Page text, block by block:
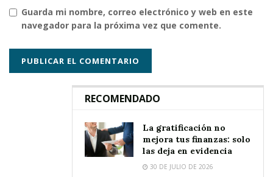
Guarda mi nombre, correo electrónico y web en este
navegador para la próxima vez que comente.
RECOMENDADO
La gratificación no
mejora tus finanzas: solo
las deja en evidencia
30 DE JULIO DE 2026